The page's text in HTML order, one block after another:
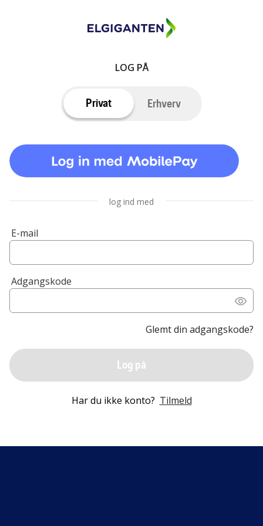
LOG PÅ
Privat Erhverv
log ind med
E-mail
Adgangskode
Glemt din adgangskode?
Log på
Har du ikke konto? Tilmeld